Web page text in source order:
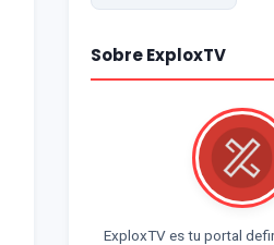
Sobre ExploxTV
ExploxTV es tu portal